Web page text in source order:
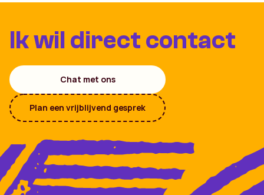
Ik wil direct contact
Chat met ons
Plan een vrijblijvend gesprek